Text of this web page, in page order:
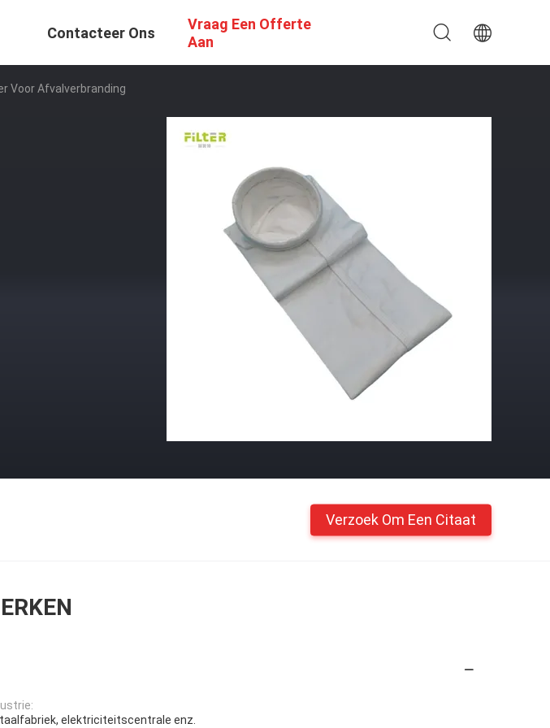
Contacteer Ons
Vraag Een Offerte
Aan
Voor Afvalverbranding
Verzoek Om Een Citaat
elektriciteitscentrale enz.